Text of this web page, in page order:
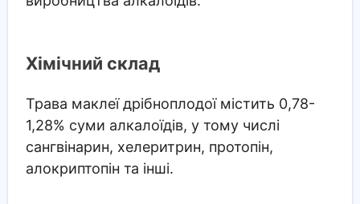
Хімічний склад
Трава маклеї дрібноплодої містить 0,78-
1,28% суми алкалоїдів, у тому числі
сангвінарин, хелеритрин, протопін,
алокриптопін та інші.